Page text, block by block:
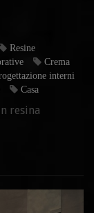
Resine
Crema
interni
Casa
resina